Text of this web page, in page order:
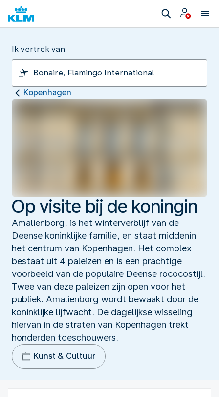
Ik vertrek van
Kopenhagen
Op visite bij de koningin
Amalienborg, is het winterverblijf van de
Deense koninklijke familie, en staat middenin
het centrum van Kopenhagen. Het complex
bestaat uit 4 paleizen en is een prachtige
voorbeeld van de populaire Deense rococostijl.
Twee van deze paleizen zijn open voor het
publiek. Amalienborg wordt bewaakt door de
koninklijke lijfwacht. De dagelijkse wisseling
hiervan in de straten van Kopenhagen trekt
honderden toeschouwers.
Kunst & Cultuur